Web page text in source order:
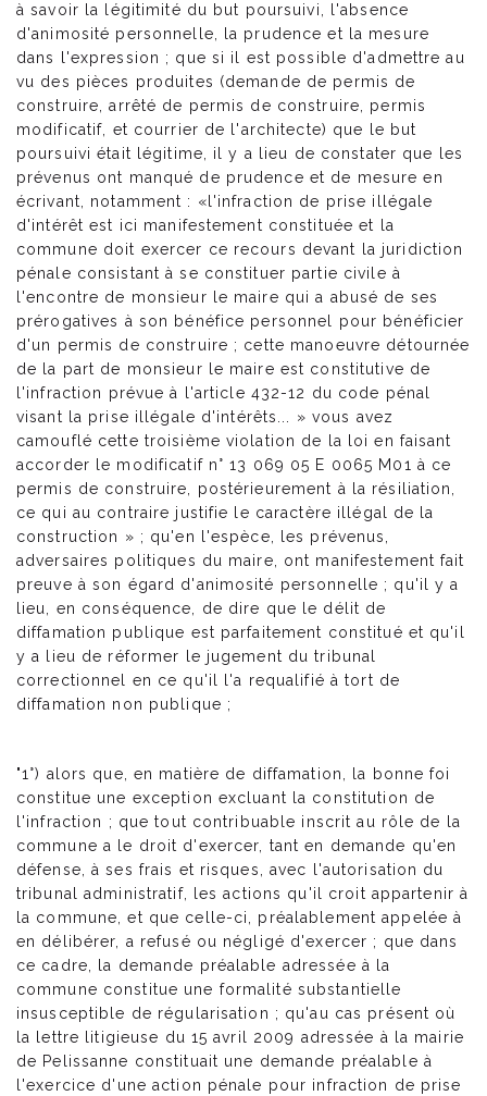
à savoir la légitimité du but poursuivi, l'absence
d'animosité personnelle, la prudence et la mesure
dans l'expression ; que si il est possible d'admettre au
vu des pièces produites (demande de permis de
construire, arrêté de permis de construire, permis
modificatif, et courrier de l'architecte) que le but
poursuivi était légitime, il y a lieu de constater que les
prévenus ont manqué de prudence et de mesure en
écrivant, notamment : «l'infraction de prise illégale
d'intérêt est ici manifestement constituée et la
commune doit exercer ce recours devant la juridiction
pénale consistant à se constituer partie civile à
l'encontre de monsieur le maire qui a abusé de ses
prérogatives à son bénéfice personnel pour bénéficier
d'un permis de construire ; cette manoeuvre détournée
de la part de monsieur le maire est constitutive de
l'infraction prévue à l'article 432-12 du code pénal
visant la prise illégale d'intérêts... » vous avez
camouflé cette troisième violation de la loi en faisant
accorder le modificatif n° 13 069 05 E 0065 M01 à ce
permis de construire, postérieurement à la résiliation,
ce qui au contraire justifie le caractère illégal de la
construction » ; qu'en l'espèce, les prévenus,
adversaires politiques du maire, ont manifestement fait
preuve à son égard d'animosité personnelle ; qu'il y a
lieu, en conséquence, de dire que le délit de
diffamation publique est parfaitement constitué et qu'il
y a lieu de réformer le jugement du tribunal
correctionnel en ce qu'il l'a requalifié à tort de
diffamation non publique ;
"1°) alors que, en matière de diffamation, la bonne foi
constitue une exception excluant la constitution de
l'infraction ; que tout contribuable inscrit au rôle de la
commune a le droit d'exercer, tant en demande qu'en
défense, à ses frais et risques, avec l'autorisation du
tribunal administratif, les actions qu'il croit appartenir à
la commune, et que celle-ci, préalablement appelée à
en délibérer, a refusé ou négligé d'exercer ; que dans
ce cadre, la demande préalable adressée à la
commune constitue une formalité substantielle
insusceptible de régularisation ; qu'au cas présent où
la lettre litigieuse du 15 avril 2009 adressée à la mairie
de Pelissanne constituait une demande préalable à
l'exercice d'une action pénale pour infraction de prise